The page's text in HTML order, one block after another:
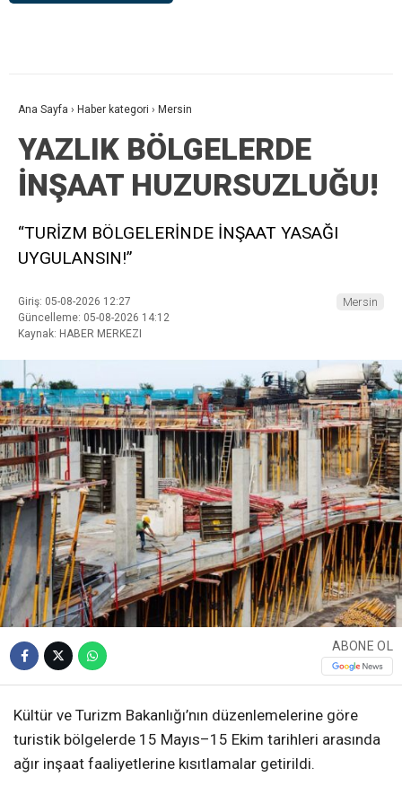
Ana Sayfa › Haber kategori › Mersin
YAZLIK BÖLGELERDE
İNŞAAT HUZURSUZLUĞU!
“TURİZM BÖLGELERİNDE İNŞAAT YASAĞI
UYGULANSIN!”
Giriş: 05-08-2026 12:27
Güncelleme: 05-08-2026 14:12
Kaynak: HABER MERKEZI
Mersin
ABONE OL
Kültür ve Turizm Bakanlığı’nın düzenlemelerine göre
turistik bölgelerde 15 Mayıs–15 Ekim tarihleri arasında
ağır inşaat faaliyetlerine kısıtlamalar getirildi.